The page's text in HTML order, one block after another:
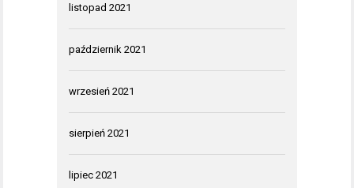
listopad 2021
październik 2021
wrzesień 2021
sierpień 2021
lipiec 2021